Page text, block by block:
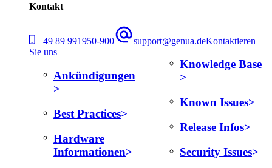
Kontakt
+ 49 89 991950-900 support@genua.deKontaktieren
Sie uns
Ankündigungen
Best Practices
Hardware
Informationen
Knowledge Base
Known Issues
Release Infos
Security Issues